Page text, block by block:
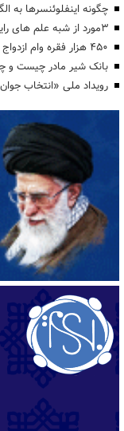
چگونه اینفلوئنسرها به
3مورد از شبه علم های رایج در صفحات سلامت +اینفوگرافی
۴۵۰ هزار فقره وام ازدواج پرداخت خواهد شد
بانک شیر مادر چیست و
رویداد ملی «انتخاب جوان سال ۱۴۰۴»